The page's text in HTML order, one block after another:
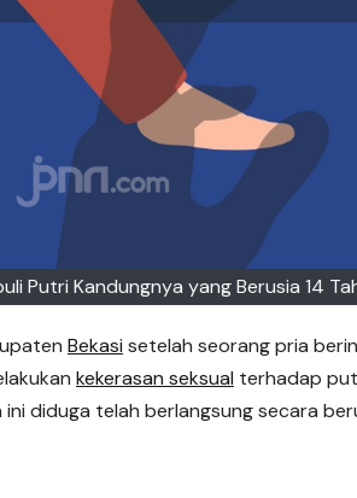
Putri Kandungnya yang Berusia 14
Bekasi setelah seorang pria
kekerasan seksual terhadap
diduga telah berlangsung secara